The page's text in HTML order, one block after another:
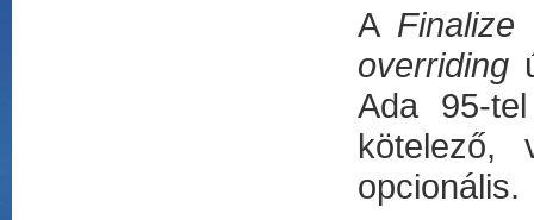
A Finalize
overriding
Ada 95-
kötelező,
opcionális.